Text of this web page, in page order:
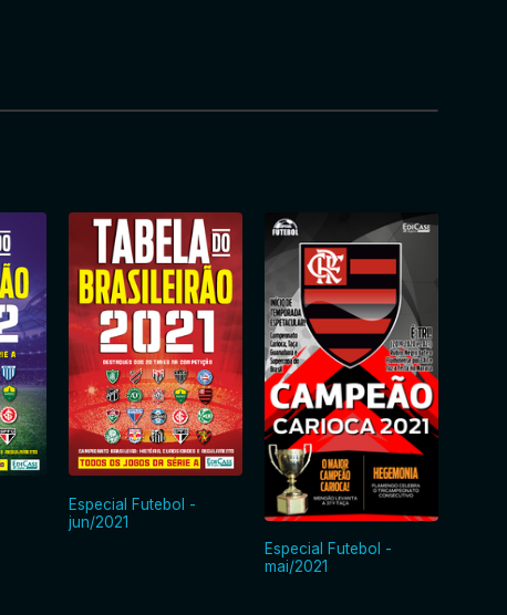
Especial Futebol -
jun/2021
Especial Futebol -
mai/2021